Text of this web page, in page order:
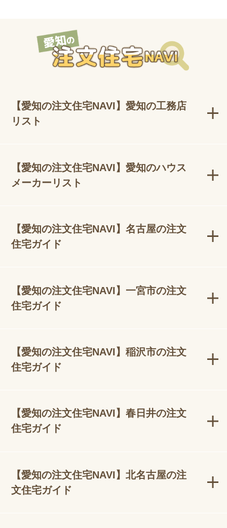
【愛知の注文住宅NAVI】愛知の工務店
リスト
【愛知の注文住宅NAVI】愛知のハウス
メーカーリスト
【愛知の注文住宅NAVI】名古屋の注文
住宅ガイド
【愛知の注文住宅NAVI】一宮市の注文
住宅ガイド
【愛知の注文住宅NAVI】稲沢市の注文
住宅ガイド
【愛知の注文住宅NAVI】春日井の注文
住宅ガイド
【愛知の注文住宅NAVI】北名古屋の注
文住宅ガイド